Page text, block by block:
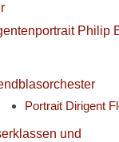
Philip
Portrait Dirigent
und